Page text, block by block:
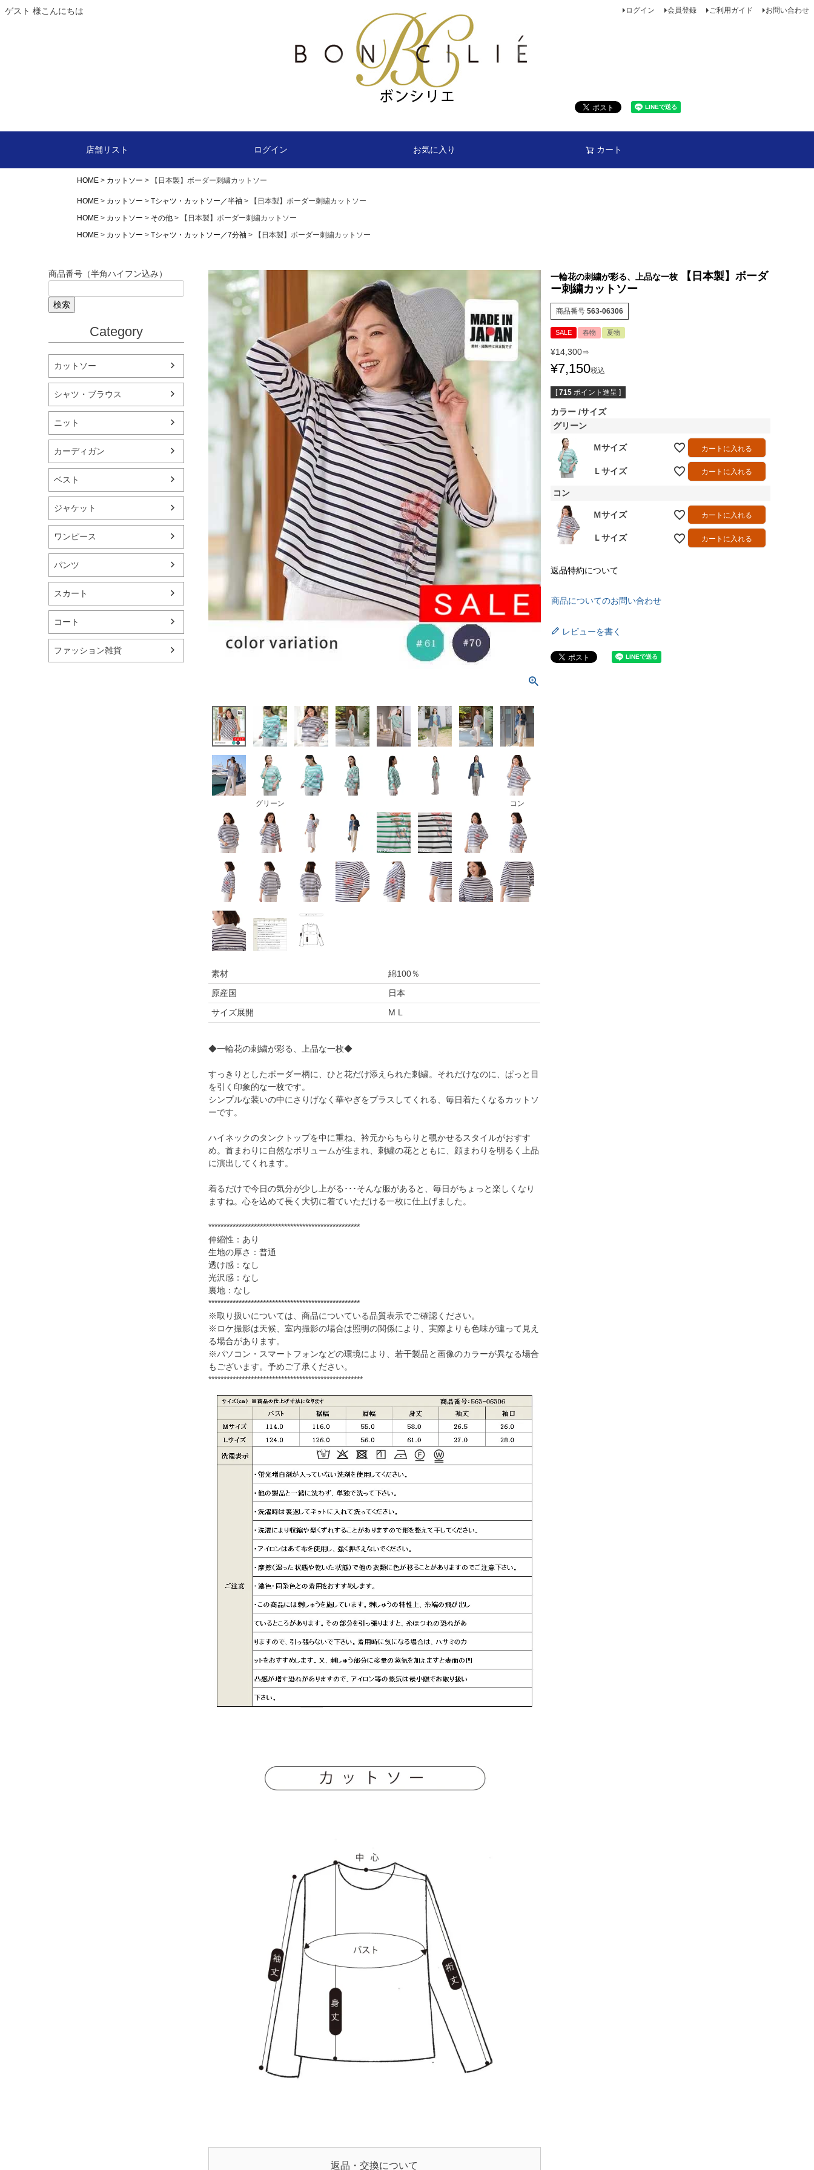
ゲスト 様こんにちは ログイン 会員登録 ご利用ガイド お問い合わせ
店舗リスト ログイン お気に入り カート
HOME カットソー 【日本製】ボーダー刺繍カットソー
HOME カットソー Tシャツ・カットソー／半袖
【日本製】ボーダー刺繍カットソー
HOME
カットソー その他
【日本製】ボーダー刺繍カットソー
HOME
カットソー Tシャツ・カットソー／7分袖 【日本製】ボーダー刺繍カットソー
商品番号（半角ハイフン込み）
検索
Category
カットソー
シャツ・ブラウス
ニット
カーディガン
ベスト
ジャケット
ワンピース
パンツ
スカート
コート
ファッション雑貨
グリーン コン
素材
綿100％
原産国
日本
サイズ展開
M L
◆一輪花の刺繍が彩る、上品な一枚◆
すっきりとしたボーダー柄に、ひと花だけ添えられた刺繍。それだけなのに、ぱっと目
を引く印象的な一枚です。
シンプルな装いの中にさりげなく華やぎをプラスしてくれる、毎日着たくなるカットソ
ーです。
ハイネックのタンクトップを中に重ね、衿元からちらりと覗かせるスタイルがおすす
め。首まわりに自然なボリュームが生まれ、刺繍の花とともに、顔まわりを明るく上品
に演出してくれます。
着るだけで今日の気分が少し上がる･･･そんな服があると、毎日がちょっと楽しくなり
ますね。心を込めて長く大切に着ていただける一枚に仕上げました。
**************************************************
伸縮性：あり
生地の厚さ：普通
透け感：なし
光沢感：なし
裏地：なし
**************************************************
※取り扱いについては、商品についている品質表示でご確認ください。
※ロケ撮影は天候、室内撮影の場合は照明の関係により、実際よりも色味が違って見え
る場合があります。
※パソコン・スマートフォンなどの環境により、若干製品と画像のカラーが異なる場合
もございます。予めご了承ください。
***************************************************
返品・交換について
一輪花の刺繍が彩る、上品な一枚
【日本製】ボーダ
ー刺繍カットソー
商品番号 563-06306
SALE 春物 夏物
¥14,300⇒
¥7,150税込
[ 715 ポイント進呈 ]
カラー サイズ
グリーン
Ｍサイズ カートに入れる
Ｌサイズ カートに入れる
コン
Ｍサイズ カートに入れる
Ｌサイズ カートに入れる
返品特約について
商品についてのお問い合わせ
レビューを書く